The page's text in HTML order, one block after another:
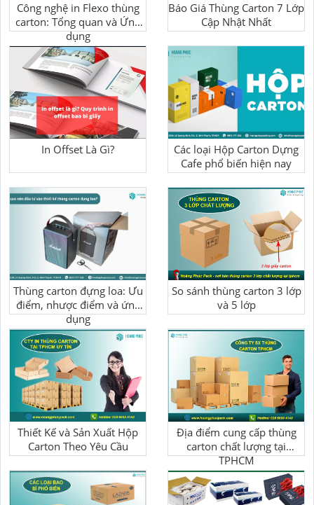
Công nghệ in Flexo thùng
carton: Tổng quan và Ứng
dụng
Báo Giá Thùng Carton 7 Lớp
Cập Nhật Nhất
In Offset Là Gì?
Các loại Hộp Carton Dựng
Cafe phổ biến hiện nay
Thùng carton đựng loa: Ưu
điểm, nhược điểm và ứng
dụng
So sánh thùng carton 3 lớp
và 5 lớp
Thiết Kế và Sản Xuất Hộp
Carton Theo Yêu Cầu
Địa điểm cung cấp thùng
carton chất lượng tại
TPHCM